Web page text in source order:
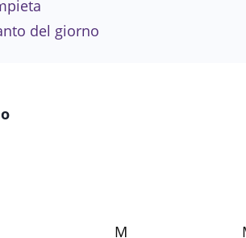
del giorno
M